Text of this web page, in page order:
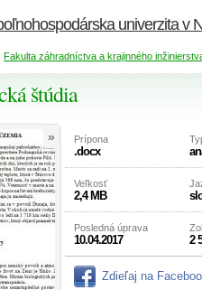
univerzita v
Fakulta záhradníctva a krajinného
štúdia
» Prípona
.docx
Veľkosť
2,4 MB
Posledná úprava
10.04.2017 2
Zdieľaj na